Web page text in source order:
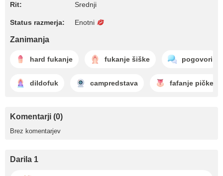
Rit: Srednji
Status razmerja: Enotni
Zanimanja
hard fukanje fukanje šiške pogovori
dildofuk campredstava fafanje pičke
Komentarji (0)
Brez komentarjev
Darila 1